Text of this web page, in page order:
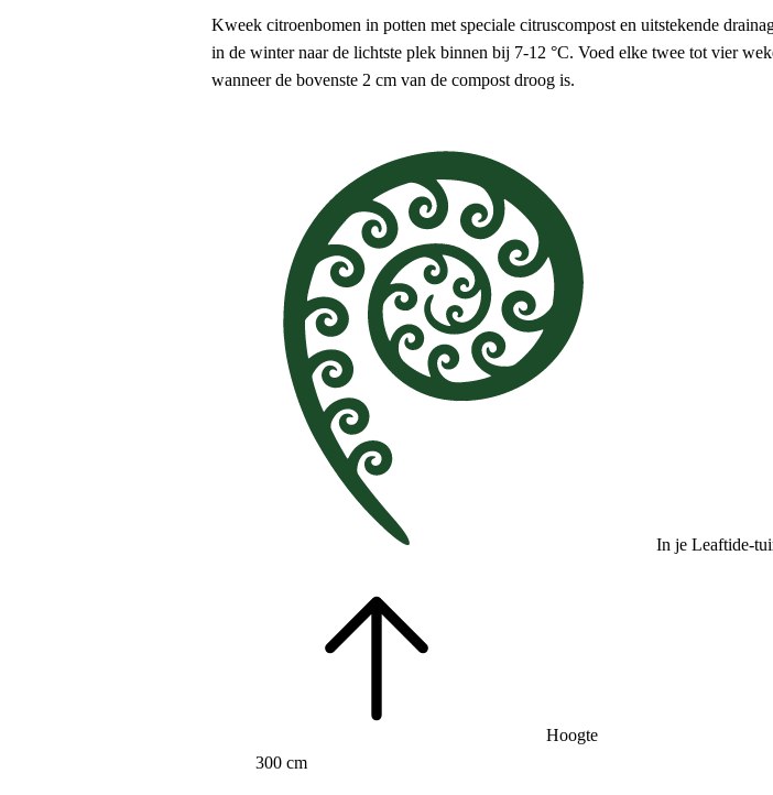
Kweek citroenbomen in potten met speciale citruscompost en uitstekende
in de winter naar de lichtste plek binnen bij 7-12 °C. Voed elke twee tot vier
wanneer de bovenste 2 cm van de compost droog is.
In je Leaftide-
Hoogte
300 cm